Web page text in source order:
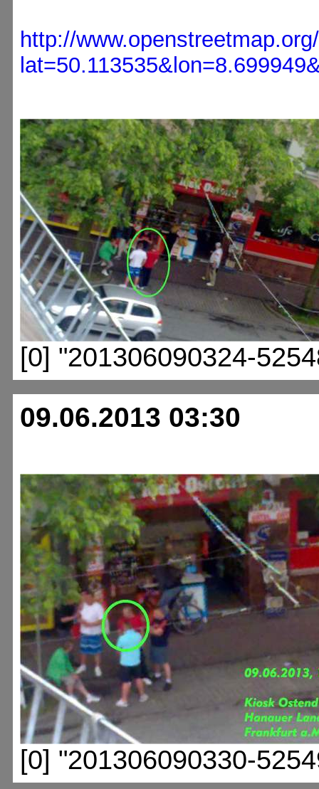
http://
[0] "201306090324-
09.06.2013 03:30
[0] "201306090330-